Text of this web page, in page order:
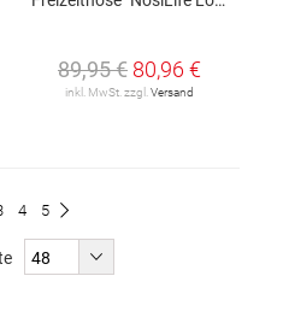
89,95 € 80,96 €
inkl. MwSt. zzgl. Versand
Seite
4 Seite
5